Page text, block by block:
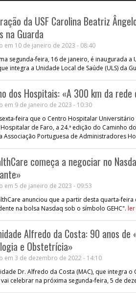
da USF Carolina Beatriz
na Guarda
em 10 de janeiro de 2023 - 08:40
segunda-feira, 16 de janeiro, é inaugurada a
integra a Unidade Local de Saúde (ULS) da
dos Hospitais: «A 300 km da
em 9 de janeiro de 2023 - 10:30
feira que o Centro Hospitalar
de Faro, a 24.ª edição do Caminho
Associação Portuguesa de Administradores
começa a negociar no
em 5 de janeiro de 2023 - 09:53
anunciou que a partir desta quarta-
na bolsa Nasdaq sob o símbolo GEHC". ler
Alfredo da Costa: 90 anos
e Obstetrícia»
em 3 de dezembro de 2022 - 14:10
Dr. Alfredo da Costa (MAC), que integra
vai celebrar na próxima segunda-feira, 5 de